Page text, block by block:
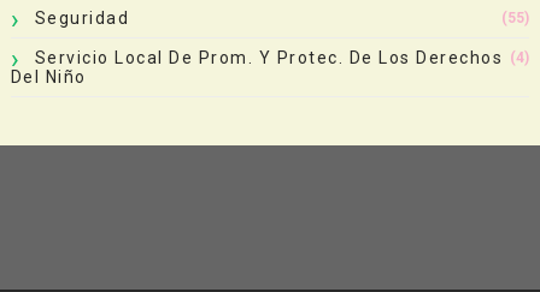
Seguridad (55)
Servicio Local De Prom. Y Protec. De Los Derechos
Del Niño
(4)